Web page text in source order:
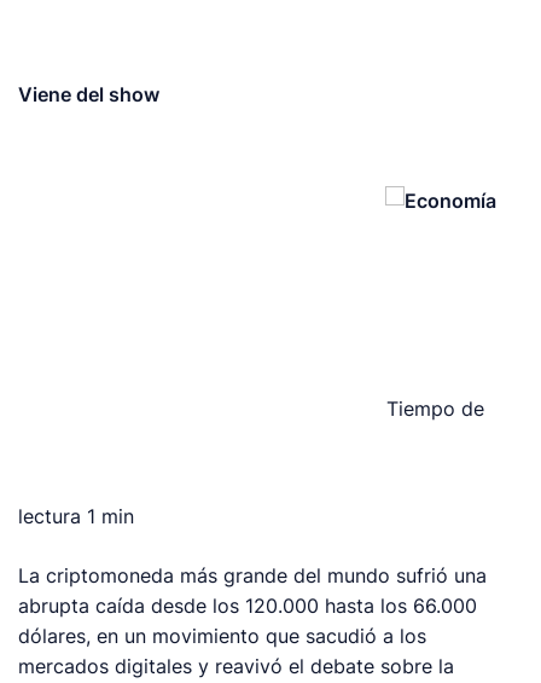
Viene del show
Tiempo de
lectura 1 min
La criptomoneda más grande del mundo sufrió una
abrupta caída desde los 120.000 hasta los 66.000
dólares, en un movimiento que sacudió a los
mercados digitales y reavivó el debate sobre la